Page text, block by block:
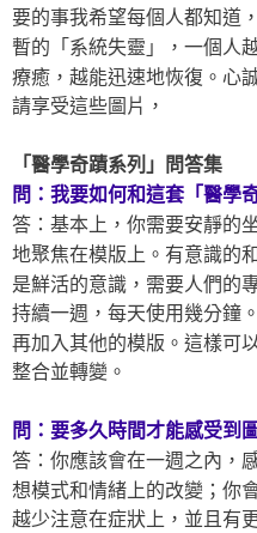
要的事我希望每個人都知道
暫的「系統失靈」，一個人
療癒，越能迅速地恢復。心
請享受這些圖片，
「醫學奇蹟系列」問答集
問：我要如何和這套「醫學
答：基本上，你需要安靜的
地聚焦在模版上。有意識的
是鮮活的意識，需要人們的
持續一週，每天使用幾分鐘
再加入其他的模版。這樣可
整合並轉變。
問：要多久時間才能感受到
答：你應該會在一週之內，
想模式和情緒上的改變；你
越少注意在症狀上，並且有